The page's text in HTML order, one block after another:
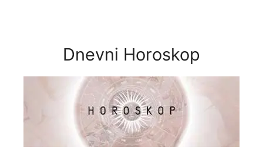
Dnevni Horoskop